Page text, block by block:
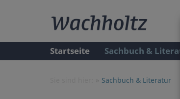
Startseite Sachbuch &
Sachbuch & Literatur